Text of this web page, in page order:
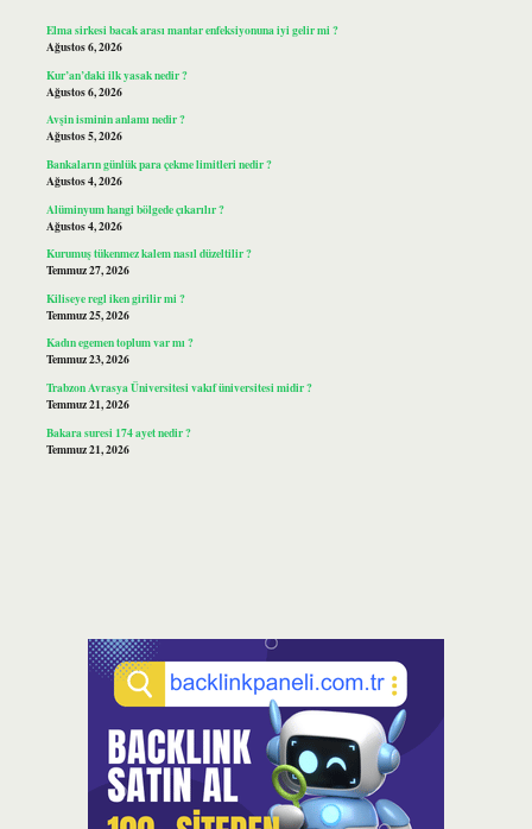
Elma sirkesi bacak arası mantar enfeksiyonuna iyi gelir mi ?
Ağustos 6, 2026
Kur’an’daki ilk yasak nedir ?
Ağustos 6, 2026
Avşin isminin anlamı nedir ?
Ağustos 5, 2026
Bankaların günlük para çekme limitleri nedir ?
Ağustos 4, 2026
Alüminyum hangi bölgede çıkarılır ?
Ağustos 4, 2026
Kurumuş tükenmez kalem nasıl düzeltilir ?
Temmuz 27, 2026
Kiliseye regl iken girilir mi ?
Temmuz 25, 2026
Kadın egemen toplum var mı ?
Temmuz 23, 2026
Trabzon Avrasya Üniversitesi vakıf üniversitesi midir ?
Temmuz 21, 2026
Bakara suresi 174 ayet nedir ?
Temmuz 21, 2026